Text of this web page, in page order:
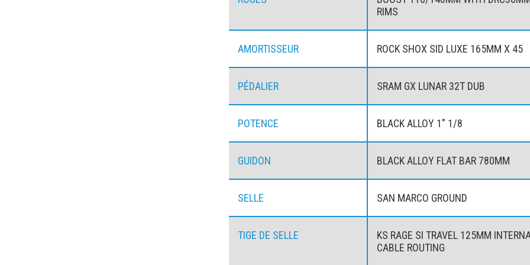
RIMS
AMORTISSEUR ROCK SHOX SID LUXE 165MM X 45
PÉDALIER SRAM GX LUNAR 32T DUB
POTENCE BLACK ALLOY 1" 1/8
GUIDON BLACK ALLOY FLAT BAR 780MM
SELLE SAN MARCO GROUND
TIGE DE SELLE
KS RAGE SI TRAVEL 125MM
CABLE ROUTING